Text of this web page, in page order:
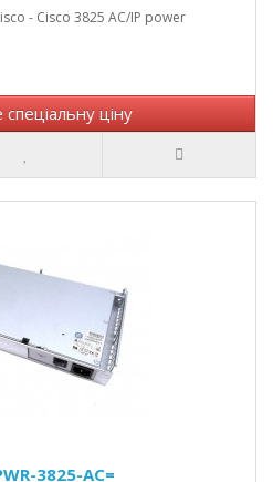
- Cisco 3825 AC/IP power
ціну
3825-AC=